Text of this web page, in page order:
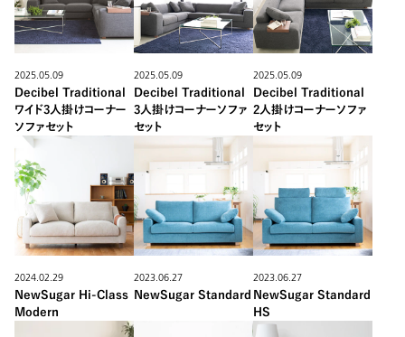
2025.05.09
Decibel Traditional
ワイド3人掛けコーナー
ソファセット
2025.05.09
Decibel Traditional
3人掛けコーナーソファ
セット
2025.05.09
Decibel Traditional
2人掛けコーナーソファ
セット
2024.02.29
NewSugar Hi-Class
Modern
2023.06.27
NewSugar Standard
2023.06.27
NewSugar Standard
HS